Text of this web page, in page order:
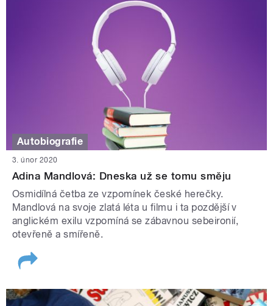
Autobiografie
3. únor 2020
Adina Mandlová: Dneska už se tomu směju
Osmidílná četba ze vzpomínek české herečky.
Mandlová na svoje zlatá léta u filmu i ta pozdější v
anglickém exilu vzpomíná se zábavnou sebeironií,
otevřeně a smířeně.